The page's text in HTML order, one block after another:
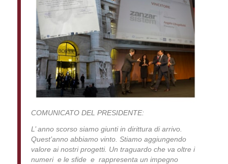
COMUNICATO DEL PRESIDENTE:
L’ anno scorso siamo giunti in dirittura di arrivo.
Quest’anno abbiamo vinto. Stiamo aggiungendo
valore ai nostri progetti. Un traguardo che va oltre i
numeri e le sfide e rappresenta un impegno